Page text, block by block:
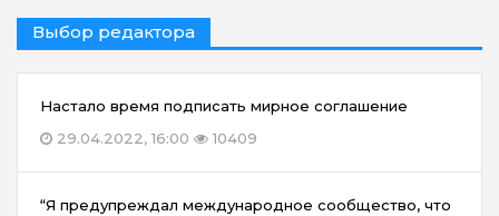
Выбор редактора
Настало время подписать мирное соглашение
29.04.2022, 16:00
10409
“Я предупреждал международное сообщество, что